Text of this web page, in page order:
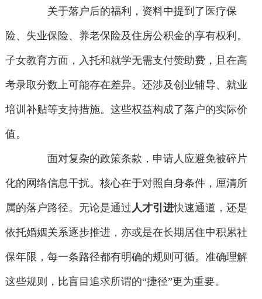
关于落户后的福利，资料中提到了医疗保
险、失业保险、养老保险及住房公积金的享有权利。
子女教育方面，入托和就学无需支付赞助费，且在高
考录取分数上可能存在差异。还涉及创业辅导、就业
培训补贴等支持措施。这些权益构成了落户的实际价
值。
面对复杂的政策条款，申请人应避免被碎片
化的网络信息干扰。核心在于对照自身条件，厘清所
属的落户路径。无论是通过人才引进快速通道，还是
依托婚姻关系逐步推进，亦或是在长期居住中积累社
保年限，每一条路径都有明确的规则可循。准确理解
这些规则，比盲目追求所谓的“捷径”更为重要。